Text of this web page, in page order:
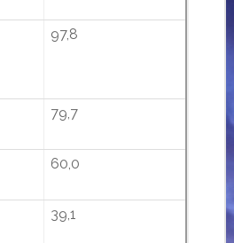
97,8
79,7
60,0
39,1